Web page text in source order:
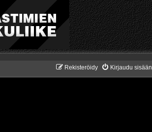
Kirjaudu sisään
Rekisteröidy